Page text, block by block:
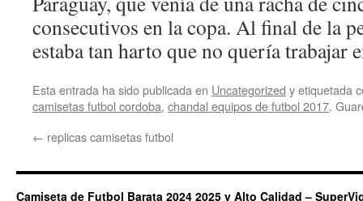
consecutivos en la copa. Al final de la
estaba tan harto que no quería trabajar
Esta entrada ha sido publicada en Uncategorized y etiquetada
camisetas futbol cordoba, chandal equipos de futbol 2017.
← replicas camisetas futbol
Camiseta de Futbol Barata 2024 2025 y Alto Calidad –